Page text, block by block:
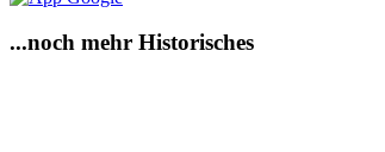
...noch mehr Historisches